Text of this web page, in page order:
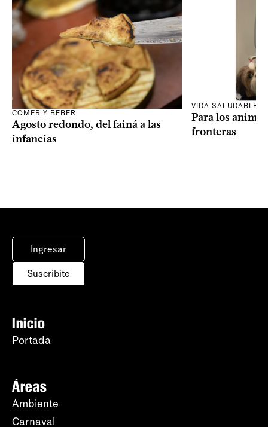
COMER Y BEBER
Agosto redondo, del fainá a las
infancias
VIDA SALUDABLE
Para los
fronteras
Ingresar
Suscribite
Inicio
Portada
Áreas
Ambiente
Carnaval